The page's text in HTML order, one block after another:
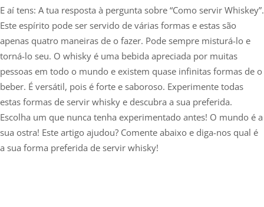
E aí tens: A tua resposta à pergunta sobre “Como servir Whiskey”.
Este espírito pode ser servido de várias formas e estas são
apenas quatro maneiras de o fazer. Pode sempre misturá-lo e
torná-lo seu. O whisky é uma bebida apreciada por muitas
pessoas em todo o mundo e existem quase infinitas formas de o
beber. É versátil, pois é forte e saboroso. Experimente todas
estas formas de servir whisky e descubra a sua preferida.
Escolha um que nunca tenha experimentado antes! O mundo é a
sua ostra! Este artigo ajudou? Comente abaixo e diga-nos qual é
a sua forma preferida de servir whisky!